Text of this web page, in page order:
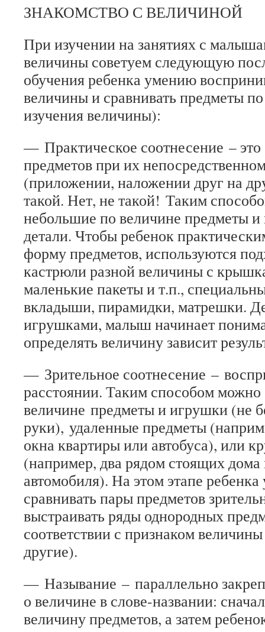
ЗНАКОМСТВО С ВЕЛИЧИНОЙ
При изучении на занятиях с
величины советуем следующую
обучения ребенка умению
величины и сравнивать предметы
изучения величины):
— Практическое соотнесение –
предметов при их
(приложении, наложении друг на
такой. Нет, не такой! Таким
небольшие по величине предметы
детали. Чтобы ребенок
форму предметов, используются
кастрюли разной величины с
маленькие пакеты и т.п.,
вкладыши, пирамидки, матрешки.
игрушками, малыш начинает
определять величину зависит
— Зрительное соотнесение –
расстоянии. Таким способом можно
величине предметы и игрушки (не
руки), удаленные предметы
окна квартиры или автобуса), или
(например, два рядом стоящих дома
автомобиля). На этом этапе ребенка
сравнивать пары предметов
выстраивать ряды однородных
соответствии с признаком
другие).
— Называние – параллельно
о величине в слове-названии:
величину предметов, а затем